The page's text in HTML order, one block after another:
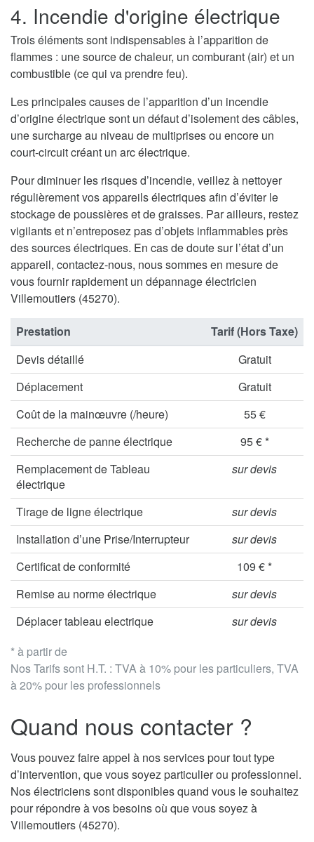
4. Incendie d'origine électrique
Trois éléments sont indispensables à l’apparition de
flammes : une source de chaleur, un comburant (air) et un
combustible (ce qui va prendre feu).
Les principales causes de l’apparition d’un incendie
d’origine électrique sont un défaut d’isolement des câbles,
une surcharge au niveau de multiprises ou encore un
court-circuit créant un arc électrique.
Pour diminuer les risques d’incendie, veillez à nettoyer
régulièrement vos appareils électriques afin d’éviter le
stockage de poussières et de graisses. Par ailleurs, restez
vigilants et n’entreposez pas d’objets inflammables près
des sources électriques. En cas de doute sur l’état d’un
appareil, contactez-nous, nous sommes en mesure de
vous fournir rapidement un dépannage électricien
Villemoutiers (45270).
* à partir de
Nos Tarifs sont H.T. : TVA à 10% pour les particuliers, TVA
à 20% pour les professionnels
Prestation
Tarif (Hors Taxe)
Devis détaillé
Gratuit
Déplacement
Gratuit
Coût de la mainœuvre (/heure)
55 €
Recherche de panne électrique
95 € *
Remplacement de Tableau
électrique
sur devis
Tirage de ligne électrique
sur devis
Installation d’une Prise/Interrupteur
sur devis
Certificat de conformité
109 € *
Remise au norme électrique
sur devis
Déplacer tableau electrique
sur devis
Quand nous contacter ?
Vous pouvez faire appel à nos services pour tout type
d’intervention, que vous soyez particulier ou professionnel.
Nos électriciens sont disponibles quand vous le souhaitez
pour répondre à vos besoins où que vous soyez à
Villemoutiers (45270).